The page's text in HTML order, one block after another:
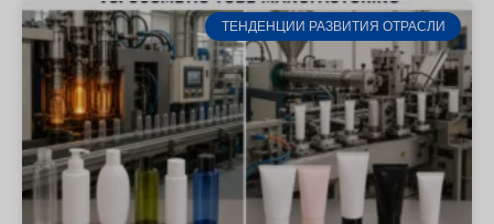
ТЕНДЕНЦИИ РАЗВИТИЯ ОТРАСЛИ